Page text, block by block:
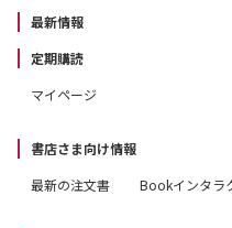
最新情報
定期購読
マイページ
書店さま向け情報
最新の注文書
Bookインタラ